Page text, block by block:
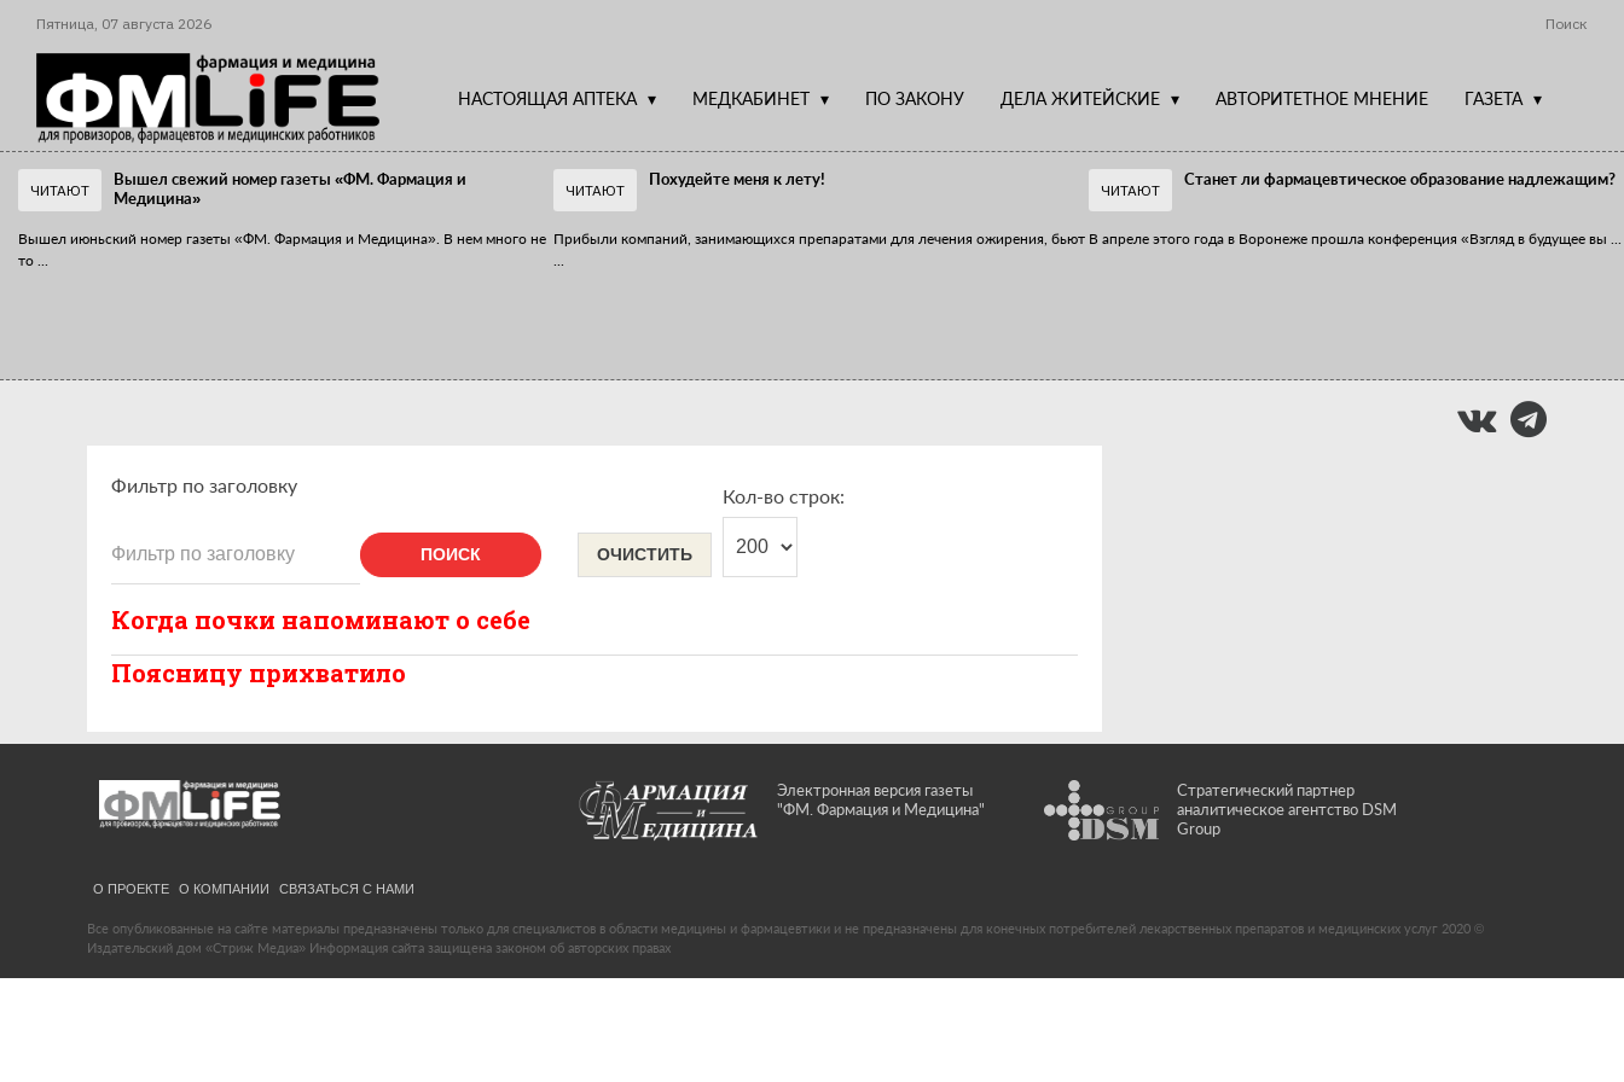
Пятница, 07 августа 2026 Поиск
НАСТОЯЩАЯ АПТЕКА МЕДКАБИНЕТ ПО ЗАКОНУ ДЕЛА ЖИТЕЙСКИЕ АВТОРИТЕТНОЕ МНЕНИЕ ГАЗЕТА
ЧИТАЮТ
Вышел свежий номер газеты «ФМ. Фармация и
Медицина»
Вышел июньский номер газеты «ФМ. Фармация и Медицина». В нем много не
то
ЧИТАЮТ
Похудейте меня к лету!
Прибыли компаний, занимающихся препаратами для лечения ожирения, бьют
ЧИТАЮТ
Станет ли фармацевтическое образование надлежащим?
В апреле этого года в Воронеже прошла конференция «Взгляд в будущее вы
Фильтр по заголовку
ПОИСК ОЧИСТИТЬ
Кол-во строк:
Когда почки напоминают о себе
Поясницу прихватило
Электронная версия газеты
"ФМ. Фармация и Медицина"
Стратегический партнер
аналитическое агентство DSM
Group
О ПРОЕКТЕ О КОМПАНИИ СВЯЗАТЬСЯ С НАМИ
Все опубликованные на сайте материалы предназначены только для специалистов в области медицины и фармацевтики и не предназначены для конечных потребителей лекарственных препаратов и медицинских услуг 2020 ©
Издательский дом «Стриж Медиа» Информация сайта защищена законом об авторских правах